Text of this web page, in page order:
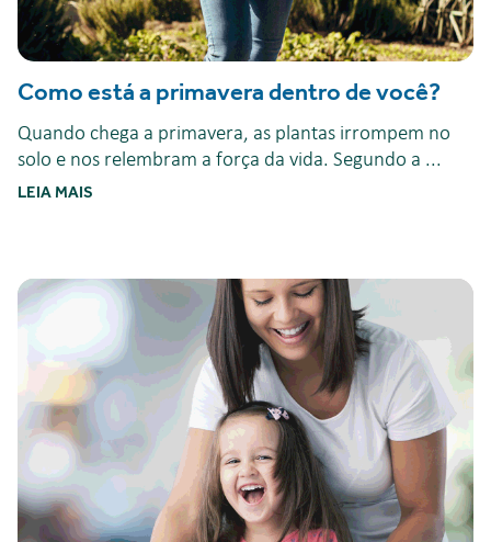
Como está a primavera dentro de você?
Quando chega a primavera, as plantas irrompem no
solo e nos relembram a força da vida. Segundo a ...
LEIA MAIS